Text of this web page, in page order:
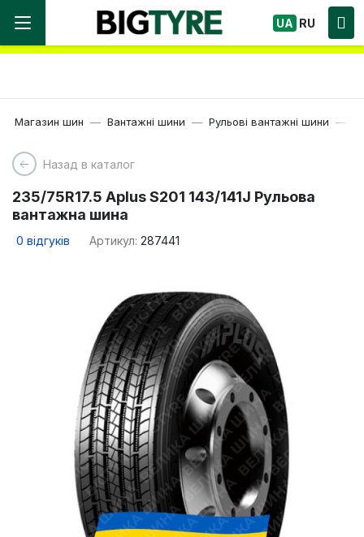
Ми працюємо! Великий вибір Шин, швидка
доставка по Україні!
UA RU
Магазин шин Вантажні шини Рульові вантажні шини
Назад в каталог
235/75R17.5 Aplus S201 143/141J Рульова
вантажна шина
0 відгуків Артикул: 287441